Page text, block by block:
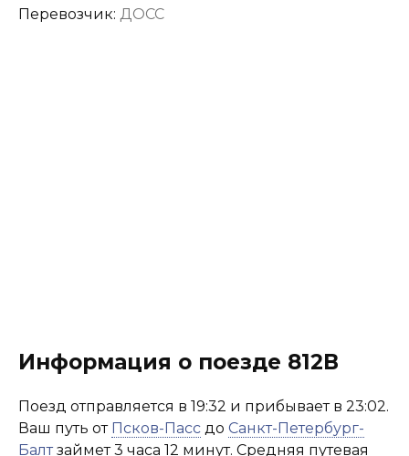
Перевозчик: ДОСС
Информация о поезде 812В
Поезд отправляется в 19:32 и прибывает в 23:02.
Ваш путь от Псков-Пасс до Санкт-Петербург-
Балтзаймет 3 часа 12 минут. Средняя путевая